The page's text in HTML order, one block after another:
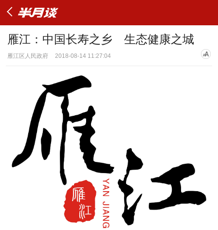
雁江：中国长寿之乡 生态健康之城
雁江区人民政府 2018-08-14 11:27:04